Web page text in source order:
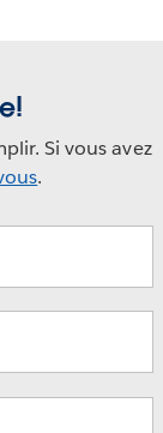
Si vous avez
.